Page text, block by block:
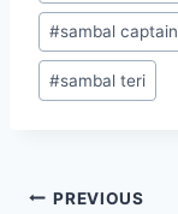
#sambal captain
#sambal teri
PREVIOUS